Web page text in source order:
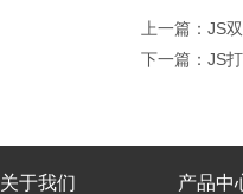
上一篇： JS
下一篇： JS
关于我们 产品中